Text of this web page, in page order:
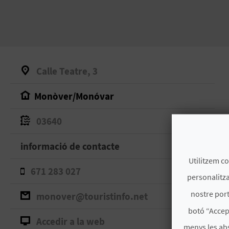
Calle Teatre, 3
Monòver/Monóvar
03640
informació de contacte
671 283 027
monover@touristinfo.net
Accedir a la web
Utilitzem
nostre
botó
menys les